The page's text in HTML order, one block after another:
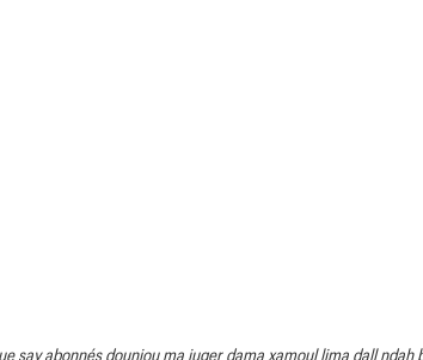
say abonnés douniou ma juger dama xamoul lima dall ndah